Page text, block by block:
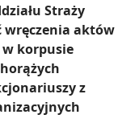
Straży
wręczenia aktów
korpusie
z